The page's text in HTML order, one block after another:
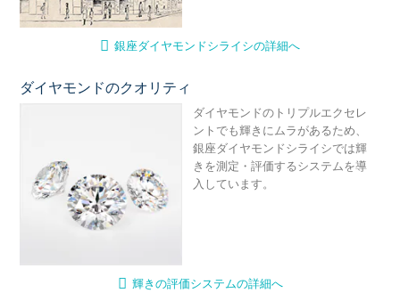
銀座ダイヤモンドシライシの詳細へ
ダイヤモンドのクオリティ
ダイヤモンドのトリプルエクセレ
ントでも輝きにムラがあるため、
銀座ダイヤモンドシライシでは輝
きを測定・評価するシステムを導
入しています。
輝きの評価システムの詳細へ